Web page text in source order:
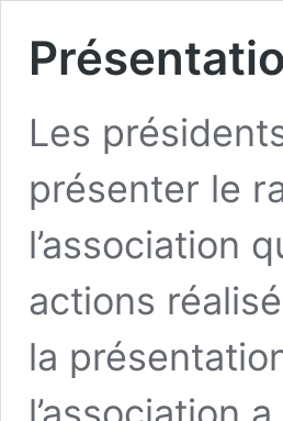
Les
présenter le
l’association
actions
la